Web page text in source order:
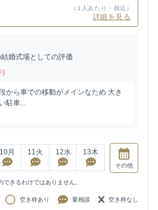
（1人あたり・税込）
詳細を見る
婚式場としての評価
)
から車での移動がメインなため 大き
駐車...
10月 11火 12水 13木
その他
きるわけではありません。
空き枠あり 要相談 空き枠なし